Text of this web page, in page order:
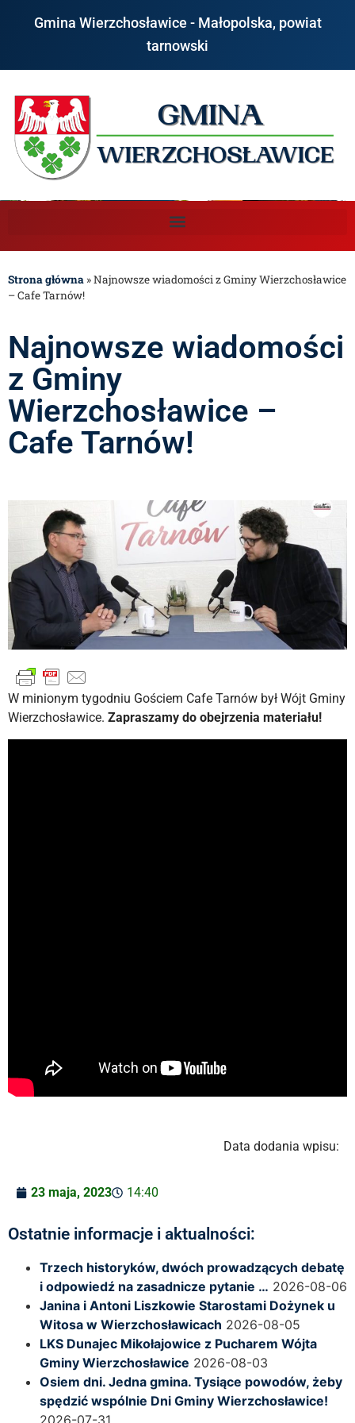
Gmina Wierzchosławice - Małopolska, powiat
tarnowski
Strona główna »Najnowsze wiadomości z Gminy Wierzchosławice
– Cafe Tarnów!
Najnowsze wiadomości
z Gminy
Wierzchosławice –
Cafe Tarnów!
W minionym tygodniu Gościem Cafe Tarnów był Wójt Gminy
Wierzchosławice. Zapraszamy do obejrzenia materiału!
Data dodania wpisu:
23 maja, 2023 14:40
Ostatnie informacje i aktualności:
Trzech historyków, dwóch prowadzących debatę
i odpowiedź na zasadnicze pytanie … 2026-08-06
Janina i Antoni Liszkowie Starostami Dożynek u
Witosa w Wierzchosławicach 2026-08-05
LKS Dunajec Mikołajowice z Pucharem Wójta
Gminy Wierzchosławice 2026-08-03
Osiem dni. Jedna gmina. Tysiące powodów, żeby
spędzić wspólnie Dni Gminy Wierzchosławice!